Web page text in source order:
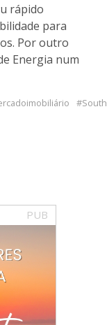
rápido
para
Por outro
Energia num
South
PUB